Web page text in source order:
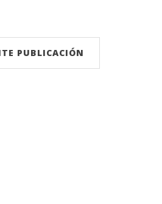
PUBLICACIÓN